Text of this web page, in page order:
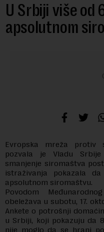
U Srbiji više od
apsolutnom
Evropska mreža protiv
pozvala je Vladu
smanjenje siromaštva
istraživanja pokazala
apsolutnom siromaštvu.
Povodom
obeležava u subotu, 17.
Ankete o potrošnji
u Srbiji, koji pokazuju da
nije moglo da se hrani